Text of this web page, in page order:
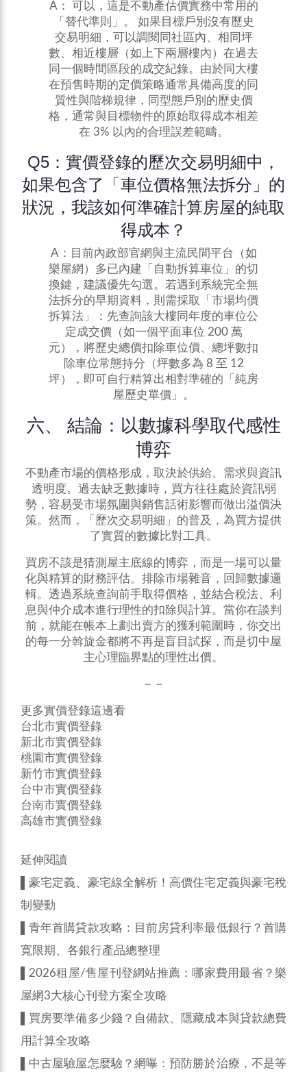
A： 可以，這是不動產估價實務中常用的
「替代準則」。 如果目標戶別沒有歷史
交易明細，可以調閱同社區內、相同坪
數、相近樓層（如上下兩層樓內）在過去
同一個時間區段的成交紀錄。由於同大樓
在預售時期的定價策略通常具備高度的同
質性與階梯規律，同型態戶別的歷史價
格，通常與目標物件的原始取得成本相差
在 3% 以內的合理誤差範疇。
Q5：實價登錄的歷次交易明細中，
如果包含了「車位價格無法拆分」的
狀況，我該如何準確計算房屋的純取
得成本？
A：目前內政部官網與主流民間平台（如
樂屋網）多已內建「自動拆算車位」的切
換鍵，建議優先勾選。若遇到系統完全無
法拆分的早期資料，則需採取「市場均價
拆算法」：先查詢該大樓同年度的車位公
定成交價（如一個平面車位 200 萬
元），將歷史總價扣除車位價、總坪數扣
除車位常態持分（坪數多為 8 至 12
坪），即可自行精算出相對準確的「純房
屋歷史單價」。
六、 結論：以數據科學取代感性
博弈
不動產市場的價格形成，取決於供給、需求與資訊
透明度。過去缺乏數據時，買方往往處於資訊弱
勢，容易受市場氛圍與銷售話術影響而做出溢價決
策。然而，「歷次交易明細」的普及，為買方提供
了實質的數據比對工具。
買房不該是猜測屋主底線的博弈，而是一場可以量
化與精算的財務評估。排除市場雜音，回歸數據邏
輯。透過系統查詢前手取得價格，並結合稅法、利
息與仲介成本進行理性的扣除與計算。當你在談判
前，就能在帳本上劃出賣方的獲利範圍時，你交出
的每一分斡旋金都將不再是盲目試探，而是切中屋
主心理臨界點的理性出價。
－－
更多實價登錄這邊看
台北市實價登錄
新北市實價登錄
桃園市實價登錄
新竹市實價登錄
台中市實價登錄
台南市實價登錄
高雄市實價登錄
延伸閱讀
豪宅定義、豪宅線全解析！高價住宅定義與豪宅稅
制變動
青年首購貸款攻略：目前房貸利率最低銀行？首購
寬限期、各銀行產品總整理
2026租屋/售屋刊登網站推薦：哪家費用最省？樂
屋網3大核心刊登方案全攻略
買房要準備多少錢？自備款、隱藏成本與貸款總費
用計算全攻略
中古屋驗屋怎麼驗？網曝：預防勝於治療，不是等